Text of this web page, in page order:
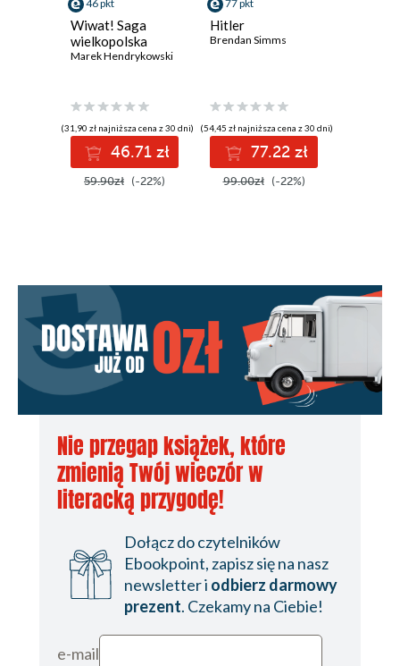
46 pkt
Wiwat! Saga
wielkopolska
Marek Hendrykowski
(31,90 zł najniższa cena z 30 dni)
46.71 zł
59.90zł (-22%)
77 pkt
Hitler
Brendan Simms
(54,45 zł najniższa cena z 30 dni)
77.22 zł
99.00zł (-22%)
Nie przegap książek, które
zmienią Twój wieczór w
literacką przygodę!
Dołącz do czytelników
Ebookpoint, zapisz się na nasz
newsletter i odbierz darmowy
prezent. Czekamy na Ciebie!
e-mail